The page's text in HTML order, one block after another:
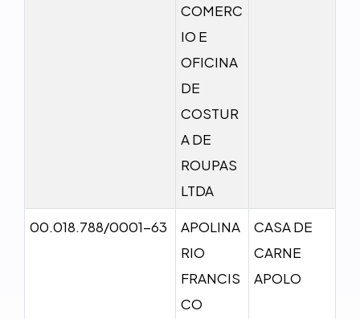
COMERC
IO E
OFICINA
DE
COSTUR
A DE
ROUPAS
LTDA
00.018.788/0001-63
APOLINA
RIO
FRANCIS
CO
CASA DE
CARNE
APOLO